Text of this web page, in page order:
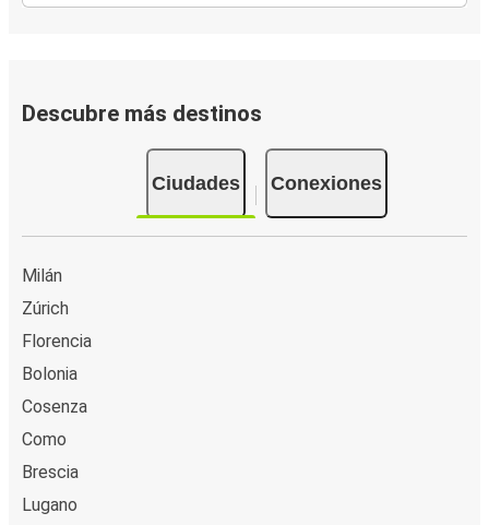
Descubre más destinos
Ciudades Conexiones
Milán
Zúrich
Florencia
Bolonia
Cosenza
Como
Brescia
Lugano